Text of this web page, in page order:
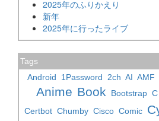
2025年のふりかえり
新年
2025年に行ったライブ
Tags
Android
1Password 2ch AI AMF
Anime Book Bootstrap C
Certbot Chumby Cisco Comic